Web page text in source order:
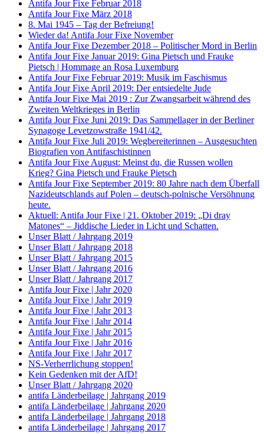
Antifa Jour Fixe Februar 2018
Antifa Jour Fixe März 2018
8. Mai 1945 – Tag der Befreiung!
Wieder da! Antifa Jour Fixe November
Antifa Jour Fixe Dezember 2018 – Politischer Mord in Berlin
Antifa Jour Fixe Januar 2019: Gina Pietsch und Frauke
Pietsch | Hommage an Rosa Luxemburg
Antifa Jour Fixe Februar 2019: Musik im Faschismus
Antifa Jour Fixe April 2019: Der entsiedelte Jude
Antifa Jour Fixe Mai 2019 : Zur Zwangsarbeit während des
Zweiten Weltkrieges in Berlin
Antifa Jour Fixe Juni 2019: Das Sammellager in der Berliner
Synagoge Levetzowstraße 1941/42.
Antifa Jour Fixe Juli 2019: Wegbereiterinnen – Ausgesuchten
Biografien von Antifaschistinnen
Antifa Jour Fixe August: Meinst du, die Russen wollen
Krieg? Gina Pietsch und Frauke Pietsch
Antifa Jour Fixe September 2019: 80 Jahre nach dem Überfall
Nazideutschlands auf Polen – deutsch-polnische Versöhnung
heute.
Aktuell: Antifa Jour Fixe | 21. Oktober 2019: „Di dray
Matones“ – Jiddische Lieder in Licht und Schatten.
Unser Blatt / Jahrgang 2019
Unser Blatt / Jahrgang 2018
Unser Blatt / Jahrgang 2015
Unser Blatt / Jahrgang 2016
Unser Blatt / Jahrgang 2017
Antifa Jour Fixe | Jahr 2020
Antifa Jour Fixe | Jahr 2019
Antifa Jour Fixe | Jahr 2013
Antifa Jour Fixe | Jahr 2014
Antifa Jour Fixe | Jahr 2015
Antifa Jour Fixe | Jahr 2016
Antifa Jour Fixe | Jahr 2017
NS-Verherrlichung stoppen!
Kein Gedenken mit der AfD!
Unser Blatt / Jahrgang 2020
antifa Länderbeilage | Jahrgang 2019
antifa Länderbeilage | Jahrgang 2020
antifa Länderbeilage | Jahrgang 2018
antifa Länderbeilage | Jahrgang 2017